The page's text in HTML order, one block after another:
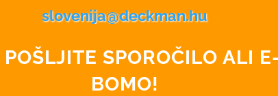
slovenija@deckman.hu
SPOROČILO ALI
BOMO!